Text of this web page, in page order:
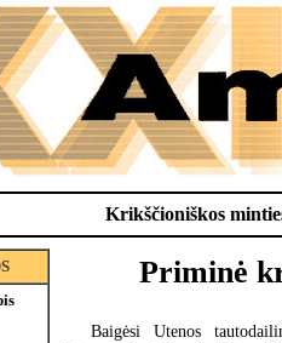
Krikščioniškos
Priminė
Baigėsi Utenos